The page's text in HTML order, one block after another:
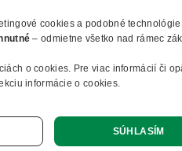
- Všetky práva vyhradené.
mieru
cookies a podobné
– odmietne všetko nad rámec
o cookies. Pre viac informácií či
informácie o cookies.
SÚHLASÍM